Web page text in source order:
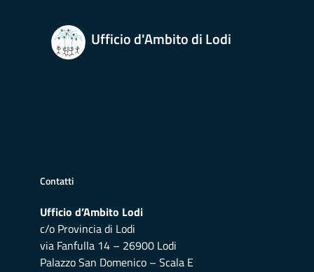
Ufficio d'Ambito di Lodi
Contatti
Ufficio d’Ambito Lodi
c/o Provincia di Lodi
via Fanfulla 14 – 26900 Lodi
Palazzo San Domenico – Scala E